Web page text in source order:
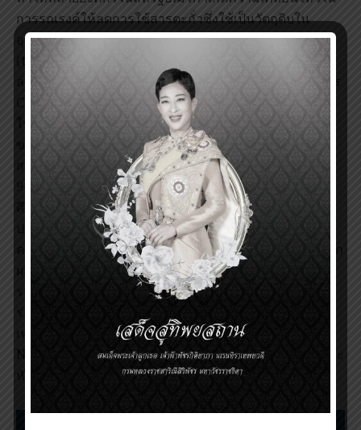
การรณรงค์ให้ลดการใช้สารตะกั่วซึ่งใช้เป็นวัตถุดิบใน
อุตสาหกรรมการผลิตต่าง ๆ เช่น องค์กรด้านสิ่งแวดล้อม
(the U.S. Environmental Protection Agency) ตัดสินใจ
ลดปริมาณสารตะกั่วในน้ำมันเบนซินสำหรับรถยนต์, องค์กร
Consumer Product Safety Commission ไม่ใช้สารตะกั่ว
ในอุตสาหกรรมการผลิตสีทาบ้านเป็นต้น ซึ่งการตัดสินใจ
ของหลายองค์กรนี้ส่งผลให้ตั้งแต่ ปี 1970 ประชากรใน
สหรัฐอเมริกามีปริมาณของสารตะกั่วในเลือดลดลงร้อยละ
94 และมลพิษในอากาศที่เกิดจากสารตะกั่วลดลง ผลการ
ศึกษาของ Professor Herbert L. Needleman เกิด
ประโยชน์อย่างมาก เนื่องจากในอดีตคนส่วนใหญ่ไม่ให้
ความสนใจถึงผลของการได้รับสารตะกั่วในปริมาณน้อยจาก
ผลิตภัณฑ์ต่าง ๆ ซึ่งจะเกิดการสะสมในร่างกายและส่งผลก
ระทบต่อสุขภาพในระยะยาวเพราะคิดว่าผลกระทบต่อ
เท่านั้น ผลการศึกษาของ Professor Herbert L.
Needleman กระตุ้นให้ทั่วโลกรวมทั้งประเทศไทยสนใจและ
หันมารณรงค์การลดสารตะกั่วในอุตสาหกรรมต่าง ๆ